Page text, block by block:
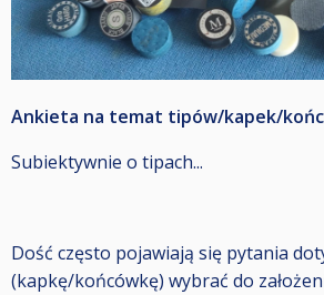
Ankieta na temat tipów/kapek/
Subiektywnie o tipach...
Dość często pojawiają się pytania
(kapkę/końcówkę) wybrać do